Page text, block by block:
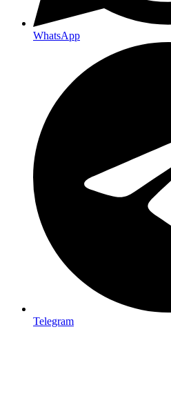
WhatsApp
Telegram